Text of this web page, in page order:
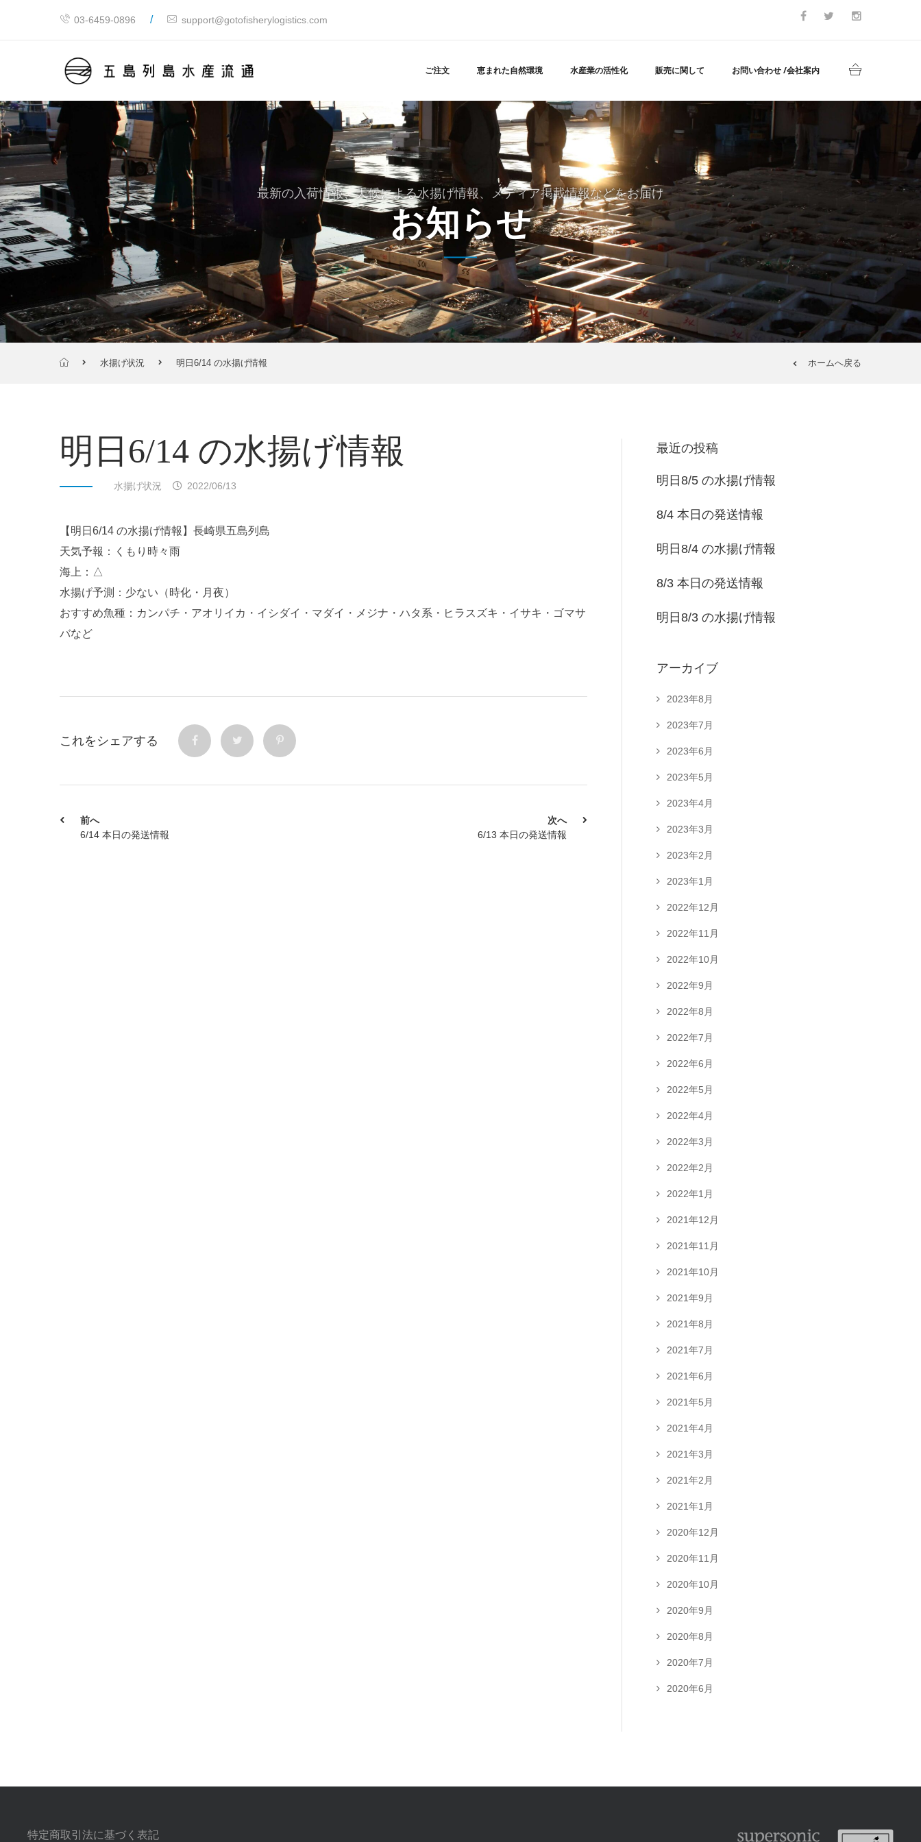
03-6459-0896 / support@gotofisherylogistics.com
ご注文 恵まれた自然環境 水産業の活性化 販売に関して お問い合わせ /会社案内
最新の入荷情報、天候による水揚げ情報、メディア掲載情報などをお届け
お知らせ
水揚げ状況 明日6/14 の水揚げ情報 ホームへ戻る
明日6/14 の水揚げ情報
水揚げ状況 2022/06/13
【明日6/14 の水揚げ情報】長崎県五島列島
天気予報：くもり時々雨
海上：△
水揚げ予測：少ない（時化・月夜）
おすすめ魚種：カンパチ・アオリイカ・イシダイ・マダイ・メジナ・ハタ系・ヒラスズキ・イサキ・ゴマサ
バなど
これをシェアする
前へ
6/14 本日の発送情報
次へ
6/13 本日の発送情報
最近の投稿
明日8/5 の水揚げ情報
8/4 本日の発送情報
明日8/4 の水揚げ情報
8/3 本日の発送情報
明日8/3 の水揚げ情報
アーカイブ
2023年8月
2023年7月
2023年6月
2023年5月
2023年4月
2023年3月
2023年2月
2023年1月
2022年12月
2022年11月
2022年10月
2022年9月
2022年8月
2022年7月
2022年6月
2022年5月
2022年4月
2022年3月
2022年2月
2022年1月
2021年12月
2021年11月
2021年10月
2021年9月
2021年8月
2021年7月
2021年6月
2021年5月
2021年4月
2021年3月
2021年2月
2021年1月
2020年12月
2020年11月
2020年10月
2020年9月
2020年8月
2020年7月
2020年6月
特定商取引法に基づく表記